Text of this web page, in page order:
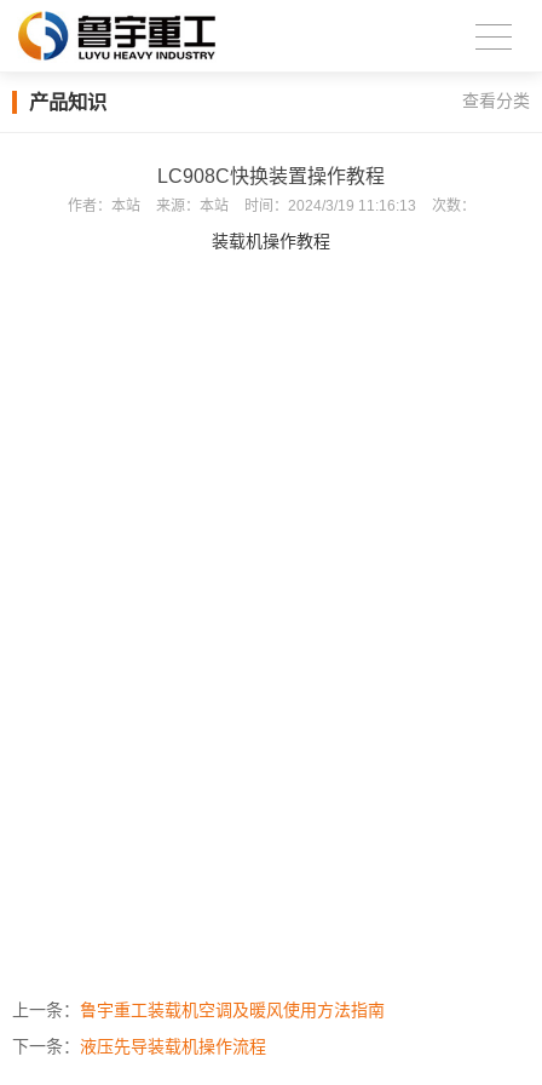
产品知识 查看分类
LC908C快换装置操作教程
作者： 本站 来源： 本站 时间： 2024/3/19 11:16:13 次数：
装载机操作教程
上一条： 鲁宇重工装载机空调及暖风使用方法指南
下一条： 液压先导装载机操作流程